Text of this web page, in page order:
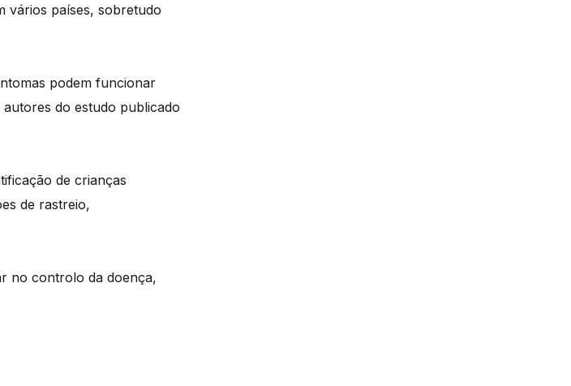
vários países, sobretudo
podem funcionar
do estudo publicado
de crianças
de rastreio,
no controlo da doença,